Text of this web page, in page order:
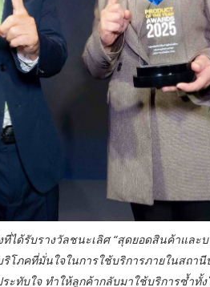
ที่ได้รับรางวัลชนะเลิศ “สุดยอดสินค้าและ
โภคที่มั่นใจในการใช้บริการภายในสถา
ทับใจ ทำให้ลูกค้ากลับมาใช้บริการซ้ำทั้